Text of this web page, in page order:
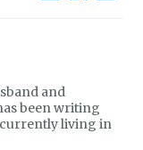
and
been writing
currently living in